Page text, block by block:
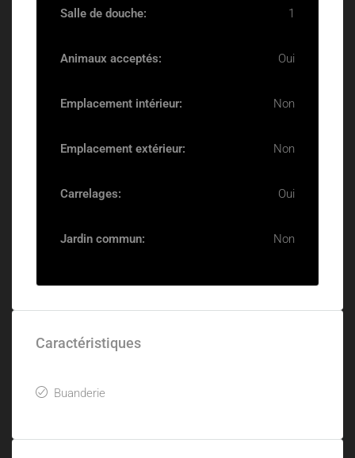
Salle de douche: 1
Animaux acceptés: Oui
Emplacement intérieur: Non
Emplacement extérieur: Non
Carrelages: Oui
Jardin commun: Non
Caractéristiques
Buanderie